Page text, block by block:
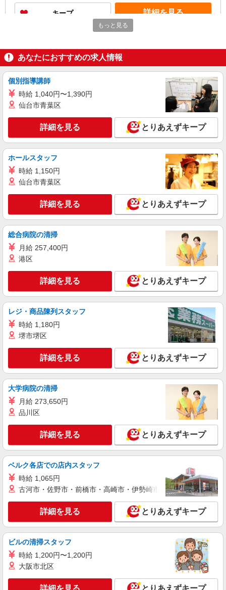
給(規定有) お友達を紹介頂くと, インセンティブ支
給(規定有) ゜・。○。・゜+゜・。○。・゜+゜
キープ 詳細を見る
携帯販売スタッフ【楽天モバイル】
時給1400円〜 ※残業代支給 ★交通費別途支給
+゜ 入社祝い金10万円支給(規定有) お友達を紹介
頂くと, インセンティブ支給(規定有) ★月2回払
い・週払い可能（規程有）★ ゜・。○。・゜
+゜・。○。・゜+゜
福岡県福岡市東区の家電量販店
詳細を見る
派遣社員 紹介予定派遣
株式会社シエロ
【Y!mobile】の携帯販売スタッフ
時給1400円〜 ※残業代支給 ★交通費別途支給
+゜ 入社祝い金10万円支給(規定有) お友達を紹介
頂くと, インセンティブ支給(規定有) ★月2回払
い・週払い可能（規程有）★ ゜・。○。・゜
+゜・。○。・゜+゜
福岡県福岡市東区のY!mobileショップ
キープ 詳細を見る
派遣社員 紹介予定派遣
株式会社シエロ
月給：256500円〜319150円 ＋賞与年2回＋イ
ンセンティブ ※経験・能力による ※残業代支給
★交通費別途支給（規定あり） ゜+゜・。○。・゜
+゜・。○。・゜+゜ 入社祝い金10万円支給(規定
有) お友達を紹介頂くと, インセンティブ支給(規定
有) ゜・。○。・゜+゜・。○。・゜+゜
福岡県福岡市東区の楽天モバイルショップ
詳細を見る
派遣社員 紹介予定派遣
【ソフトバンク】の店舗スタッフ
時給1400円〜 ※残業代支給 ★交通費別途支給
い・週払い可能（規程有）★ ゜・。○。・゜
福岡県福岡市東区のsoftbankショップ
詳細を見る
株式会社シエロ
スマホ携帯販売【ワイモバイル】
時給1400円〜1450円（経験・能力による） ※
残業代支給 ★交通費別途支給（規定あり） ゜
+゜・。○。・゜+゜・。○。・゜+゜ 入社祝い金10
万円支給(規定有) お友達を紹介頂くと, インセンテ
ィブ支給(規定有) ★月2回払い・週払い可能（規程
有）★ ゜・。○。・゜+゜・。○。・゜+゜
福岡県福岡市東区のsoftbankショップ
キープ 詳細を見る
派遣社員 紹介予定派遣
株式会社シエロ
月給209815円〜285143円（経験・能力によ
る） ※残業代支給 ★交通費別途支給（規定あり）
もっと見る
あなたにおすすめの求人情報
個別指導講師
時給 1,040円〜1,390円
仙台市青葉区
詳細を見る とりあえずキープ
ホールスタッフ
時給 1,150円
仙台市青葉区
詳細を見る とりあえずキープ
総合病院の清掃
月給 257,400円
港区
詳細を見る とりあえずキープ
レジ・商品陳列スタッフ
時給 1,180円
堺市堺区
詳細を見る とりあえずキープ
大学病院の清掃
月給 273,650円
品川区
詳細を見る とりあえずキープ
ベルク各店での店内スタッフ
時給 1,065円
古河市・佐野市・前橋市・高崎市・伊勢崎市・太田市・館林市
詳細を見る とりあえずキープ
ビルの清掃スタッフ
時給 1,200円〜1,200円
大阪市北区
詳細を見る とりあえずキープ